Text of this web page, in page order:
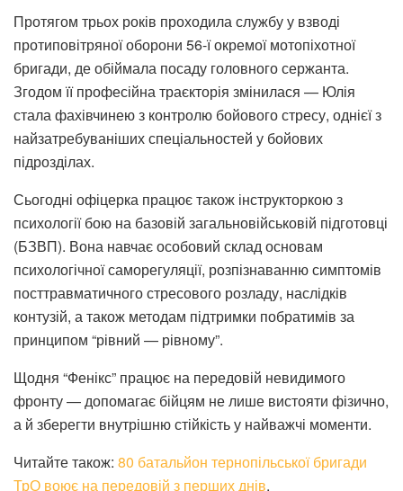
Протягом трьох років проходила службу у взводі
протиповітряної оборони 56-ї окремої мотопіхотної
бригади, де обіймала посаду головного сержанта.
Згодом її професійна траєкторія змінилася — Юлія
стала фахівчинею з контролю бойового стресу, однієї з
найзатребуваніших спеціальностей у бойових
підрозділах.
Сьогодні офіцерка працює також інструкторкою з
психології бою на базовій загальновійськовій підготовці
(БЗВП). Вона навчає особовий склад основам
психологічної саморегуляції, розпізнаванню симптомів
посттравматичного стресового розладу, наслідків
контузій, а також методам підтримки побратимів за
принципом “рівний — рівному”.
Щодня “Фенікс” працює на передовій невидимого
фронту — допомагає бійцям не лише вистояти фізично,
а й зберегти внутрішню стійкість у найважчі моменти.
Читайте також: 80 батальйон тернопільської бригади
ТрО воює на передовій з перших днів.